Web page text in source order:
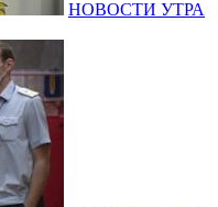
НОВОСТИ УТРА